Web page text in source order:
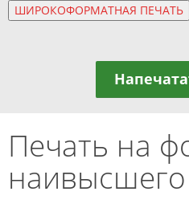
Печать на
наивысшего